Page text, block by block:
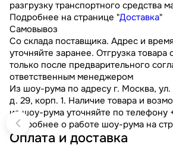
разгрузку транспортного средства
Подробнее на странице "Доставка"
Самовывоз
Со склада поставщика. Адрес и
уточняйте заранее. Отгрузка товара
только после предварительного
ответственным менеджером
Из шоу-рума по адресу г. Москва,
д. 29, корп. 1. Наличие товара и
из шоу-рума уточняйте по телефону
Подробнее о работе шоу-рума на
Оплата и доставка